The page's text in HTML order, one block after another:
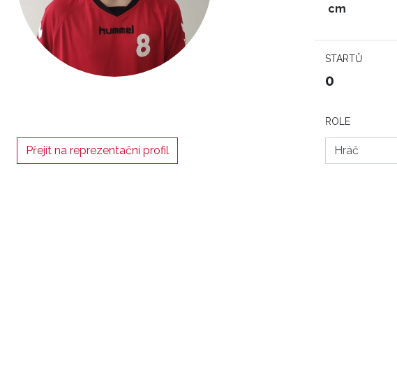
cm
STARTŮ
0
Přejít na reprezentační profil
ROLE